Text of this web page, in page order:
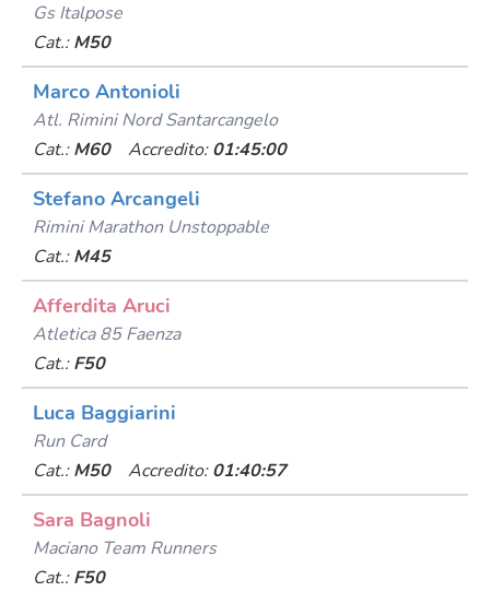
Gs Italpose
Cat.: M50
Marco Antonioli
Atl. Rimini Nord Santarcangelo
Cat.: M60 Accredito: 01:45:00
Stefano Arcangeli
Rimini Marathon Unstoppable
Cat.: M45
Afferdita Aruci
Atletica 85 Faenza
Cat.: F50
Luca Baggiarini
Run Card
Cat.: M50 Accredito: 01:40:57
Sara Bagnoli
Maciano Team Runners
Cat.: F50